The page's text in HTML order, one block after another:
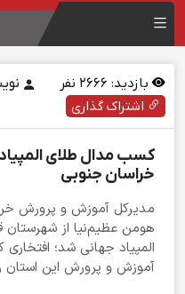
بازدید: نفر
اشتراک گذاری
کسب مدال طلای
خراسان جنوبی
مدیرکل آموزش و پرورش
هومن عظیم‌نیا از
المپیاد جهانی شد؛
آموزش و پرورش این استان